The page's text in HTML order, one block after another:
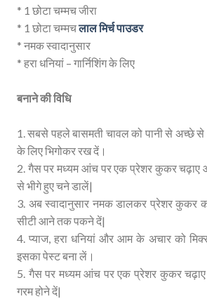
* 1 छोटा चम्मच जीरा
* 1 छोटा चम्मचलाल मिर्च पाउडर
* नमक स्वादानुसार
* हरा धनियां – गार्निशिंग के लिए
बनाने की विधि
1. सबसे पहले बासमती चावल को पानी से अच्‍छे से
के लिए भिगोकर रख दें।
2. गैस पर मध्‍यम आंच पर एक प्रेशर कुकर चढ़ाए
से भीगे हुए चने डालें|
3. अब स्वादानुसार नमक डालकर प्रेशर कुकर
सीटी आने तक पकने दें|
4. प्याज, हरा धनियां और आम के अचार को
इसका पेस्ट बना लें।
5. गैस पर मध्‍यम आंच पर एक प्रेशर कुकर
गरम होने दें|